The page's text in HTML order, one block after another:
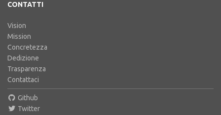
CONTATTI
Vision
Mission
Concretezza
Dedizione
Trasparenza
Contattaci
Github
Twitter